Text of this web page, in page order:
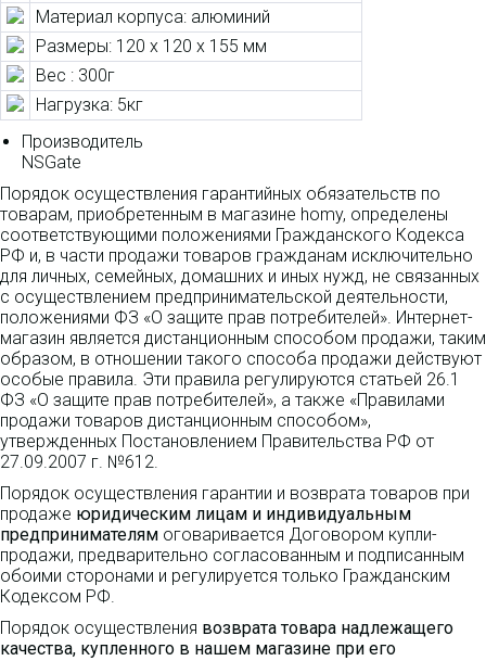
Материал корпуса: алюминий
Размеры: 120 x 120 x 155 мм
Вес : 300г
Нагрузка: 5кг
Производитель
NSGate
Порядок осуществления гарантийных обязательств по
товарам, приобретенным в магазине homy, определены
соответствующими положениями Гражданского Кодекса
РФ и, в части продажи товаров гражданам исключительно
для личных, семейных, домашних и иных нужд, не связанных
с осуществлением предпринимательской деятельности,
положениями ФЗ «О защите прав потребителей». Интернет-
магазин является дистанционным способом продажи, таким
образом, в отношении такого способа продажи действуют
особые правила. Эти правила регулируются статьей 26.1
ФЗ «О защите прав потребителей», а также «Правилами
продажи товаров дистанционным способом»,
утвержденных Постановлением Правительства РФ от
27.09.2007 г. №612.
Порядок осуществления гарантии и возврата товаров при
продаже юридическим лицам и индивидуальным
предпринимателям оговаривается Договором купли-
продажи, предварительно согласованным и подписанным
обоими сторонами и регулируется только Гражданским
Кодексом РФ.
Порядок осуществления возврата товара надлежащего
качества, купленного в нашем магазине при его